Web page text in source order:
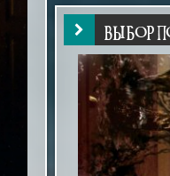
ВЫБОР